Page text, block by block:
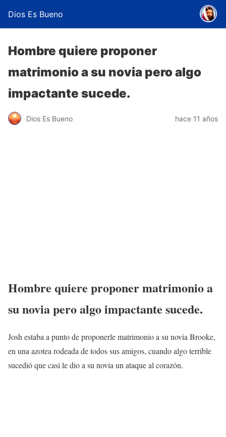
Dios Es Bueno
Hombre quiere proponer
matrimonio a su novia pero algo
impactante sucede.
Dios Es Bueno hace 11 años
Hombre quiere proponer matrimonio a
su novia pero algo impactante sucede.
Josh estaba a punto de proponerle matrimonio a su novia Brooke,
en una azotea rodeada de todos sus amigos, cuando algo terrible
sucedió que casi le dio a su novia un ataque al corazón.